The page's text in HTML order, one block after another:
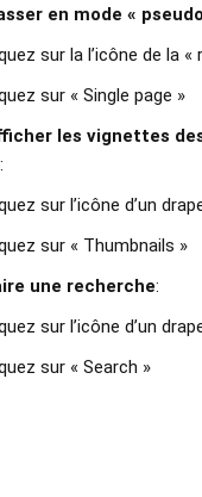
en mode «
sur la l’icône de la
sur « Single page »
les vignettes
sur l’icône d’un
sur « Thumbnails »
une recherche:
sur l’icône d’un
sur « Search »